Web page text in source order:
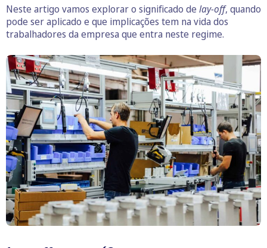
Neste artigo vamos explorar o significado de lay-off, quando
pode ser aplicado e que implicações tem na vida dos
trabalhadores da empresa que entra neste regime.